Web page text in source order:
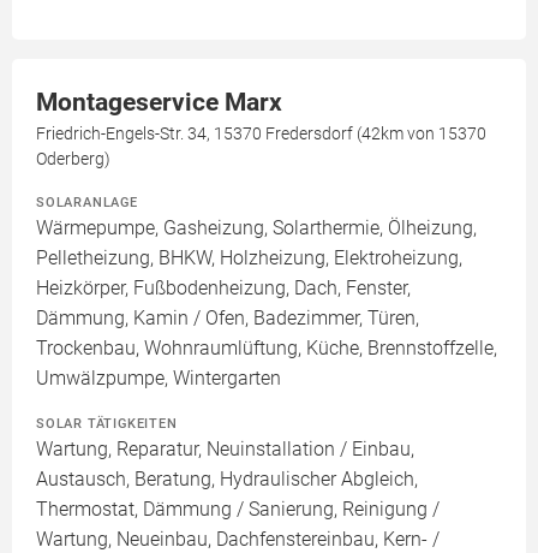
Montageservice Marx
Friedrich-Engels-Str. 34, 15370 Fredersdorf (42km von 15370
Oderberg)
SOLARANLAGE
Wärmepumpe, Gasheizung, Solarthermie, Ölheizung,
Pelletheizung, BHKW, Holzheizung, Elektroheizung,
Heizkörper, Fußbodenheizung, Dach, Fenster,
Dämmung, Kamin / Ofen, Badezimmer, Türen,
Trockenbau, Wohnraumlüftung, Küche, Brennstoffzelle,
Umwälzpumpe, Wintergarten
SOLAR TÄTIGKEITEN
Wartung, Reparatur, Neuinstallation / Einbau,
Austausch, Beratung, Hydraulischer Abgleich,
Thermostat, Dämmung / Sanierung, Reinigung /
Wartung, Neueinbau, Dachfenstereinbau, Kern- /